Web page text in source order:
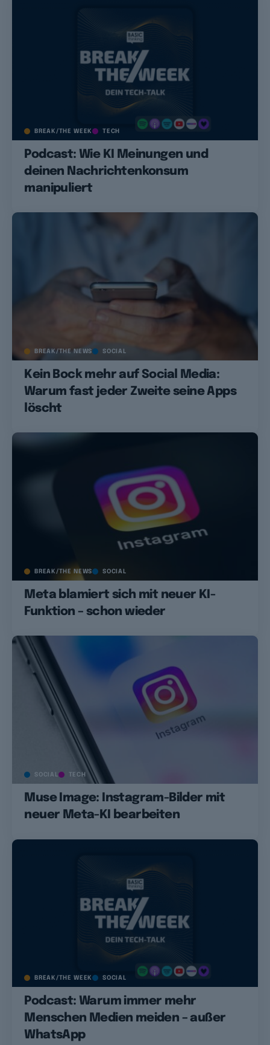
BREAK/THE WEEK TECH
Podcast: Wie KI Meinungen und
deinen Nachrichtenkonsum
manipuliert
BREAK/THE NEWS SOCIAL
Kein Bock mehr auf Social Media:
Warum fast jeder Zweite seine Apps
löscht
BREAK/THE NEWS SOCIAL
Meta blamiert sich mit neuer KI-
Funktion – schon wieder
SOCIAL TECH
Muse Image: Instagram-Bilder mit
neuer Meta-KI bearbeiten
BREAK/THE WEEK SOCIAL
Podcast: Warum immer mehr
Menschen Medien meiden – außer
WhatsApp